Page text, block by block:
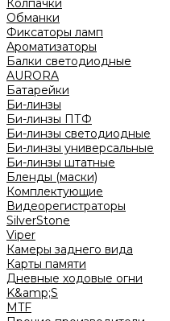
Колпачки
Обманки
Фиксаторы ламп
Ароматизаторы
Балки светодиодные
AURORA
Батарейки
Би-линзы
Би-линзы ПТФ
Би-линзы светодиодные
Би-линзы универсальные
Би-линзы штатные
Бленды (маски)
Комплектующие
Видеорегистраторы
SilverStone
Viper
Камеры заднего вида
Карты памяти
Дневные ходовые огни
K&amp;S
MTF